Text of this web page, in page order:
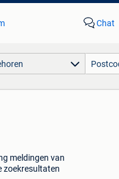
Chat
meldingen van
zoekresultaten